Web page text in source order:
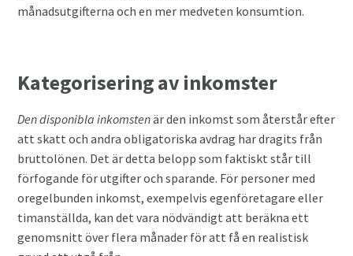
Valutahandel med hävstång
månadsutgifterna och en mer medveten konsumtion.
Kategorisering av inkomster
Den disponibla inkomstenär den inkomst som återstår efter
att skatt och andra obligatoriska avdrag har dragits från
bruttolönen. Det är detta belopp som faktiskt står till
förfogande för utgifter och sparande. För personer med
oregelbunden inkomst, exempelvis egenföretagare eller
timanställda, kan det vara nödvändigt att beräkna ett
genomsnitt över flera månader för att få en realistisk